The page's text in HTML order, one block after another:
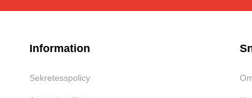
Information
Sekretesspolicy